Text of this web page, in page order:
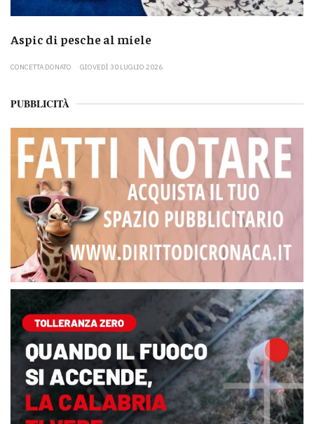
Aspic di pesche al miele
CONCETTA DONATO GIOVEDÌ 30 LUGLIO 2026
PUBBLICITÀ